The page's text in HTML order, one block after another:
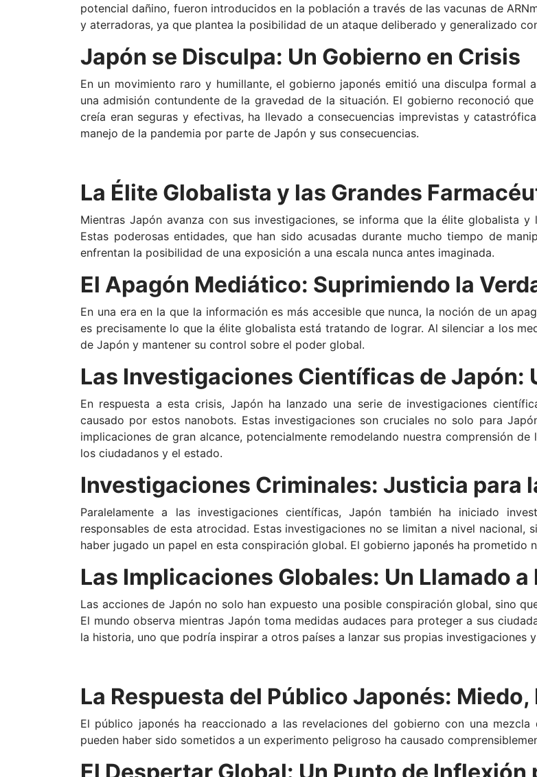
potencial dañino, fueron introducidos en la población a través de las vacunas de
y aterradoras, ya que plantea la posibilidad de un ataque deliberado y generalizado
Japón se Disculpa: Un Gobierno en Crisis
En un movimiento raro y humillante, el gobierno japonés emitió una disculpa formal
una admisión contundente de la gravedad de la situación. El gobierno reconoció
creía eran seguras y efectivas, ha llevado a consecuencias imprevistas y
manejo de la pandemia por parte de Japón y sus consecuencias.
La Élite Globalista y las Grandes
Mientras Japón avanza con sus investigaciones, se informa que la élite globalista
Estas poderosas entidades, que han sido acusadas durante mucho tiempo de
enfrentan la posibilidad de una exposición a una escala nunca antes imaginada.
El Apagón Mediático: Suprimiendo la
En una era en la que la información es más accesible que nunca, la noción de un
es precisamente lo que la élite globalista está tratando de lograr. Al silenciar a los
de Japón y mantener su control sobre el poder global.
Las Investigaciones Científicas de Japón:
En respuesta a esta crisis, Japón ha lanzado una serie de investigaciones
causado por estos nanobots. Estas investigaciones son cruciales no solo para
implicaciones de gran alcance, potencialmente remodelando nuestra comprensión
los ciudadanos y el estado.
Investigaciones Criminales: Justicia para
Paralelamente a las investigaciones científicas, Japón también ha iniciado
responsables de esta atrocidad. Estas investigaciones no se limitan a nivel nacional,
haber jugado un papel en esta conspiración global. El gobierno japonés ha prometido
Las Implicaciones Globales: Un Llamado a
Las acciones de Japón no solo han expuesto una posible conspiración global, sino
El mundo observa mientras Japón toma medidas audaces para proteger a sus
la historia, uno que podría inspirar a otros países a lanzar sus propias investigaciones
La Respuesta del Público Japonés:
El público japonés ha reaccionado a las revelaciones del gobierno con una
pueden haber sido sometidos a un experimento peligroso ha causado
El Despertar Global: Un Punto de Inflexión